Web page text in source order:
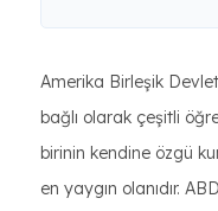
Amerika Birleşik
bağlı olarak çeşitli
birinin kendine özgü
en yaygın olanıdır.